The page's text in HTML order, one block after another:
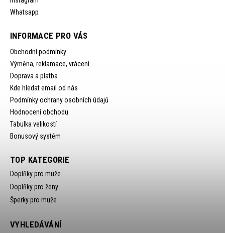
Whatsapp
INFORMACE PRO VÁS
Obchodní podmínky
Výměna, reklamace, vrácení
Doprava a platba
Kde hledat email od nás
Podmínky ochrany osobních údajů
Hodnocení obchodu
Tabulka velikostí
Bonusový systém
TOP KATEGORIE
Doplňky pro muže
Doplňky pro ženy
Šperky pro muže
VYHLEDÁVÁNÍ